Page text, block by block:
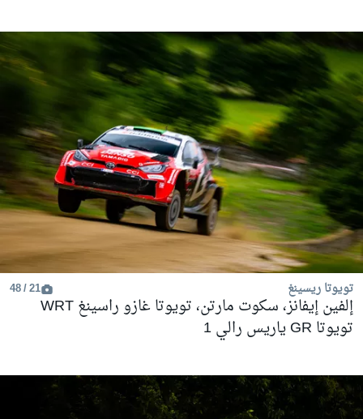
تويوتا ريسينغ 21 / 48
إلفين إيفانز، سكوت مارتن، تويوتا غازو راسينغ WRT
تويوتا GR ياريس رالي 1